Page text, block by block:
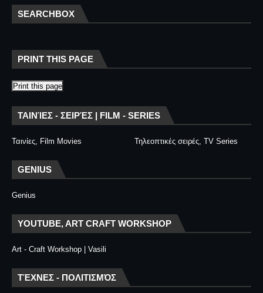
SEARCHBOX
PRINT THIS PAGE
Print this page
ΤΑΙΝΊΕΣ - ΣΕΙΡΈΣ | FILM - SERIES
Ταινίες, Film Movies Τηλεοπτικές σειρές, TV Series
GENIUS
Genius
YOUTUBE, ART CRAFT WORKSHOP
Art - Craft Workshop | Vasili
ΤΈΧΝΕΣ - ΠΟΛΙΤΙΣΜΌΣ